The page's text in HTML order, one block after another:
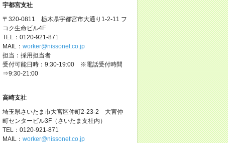
宇都宮支社
〒320-0811 栃木県宇都宮市大通り1-2-11 フ
コク生命ビル4F
TEL：0120-921-871
MAIL： worker@nissonet.co.jp
担当：採用担当者
受付可能日時：9:30-19:00 ※電話受付時間
⇒9:30-21:00
高崎支社
埼玉県さいたま市大宮区仲町2-23-2 大宮仲
町センタービル3F（さいたま支社内）
TEL：0120-921-871
MAIL： worker@nissonet.co.jp